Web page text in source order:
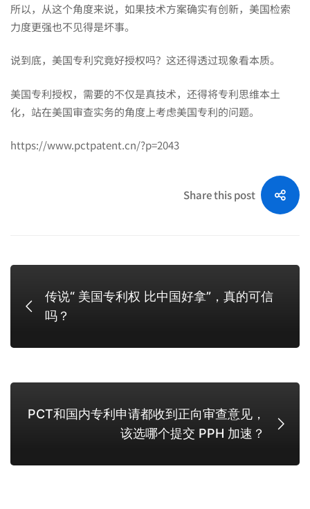
所以，从这个角度来说，如果技术方案确实有创新，美国检索
力度更强也不见得是坏事。
说到底，美国专利究竟好授权吗？这还得透过现象看本质。
美国专利授权，需要的不仅是真技术，还得将专利思维本土
化，站在美国审查实务的角度上考虑美国专利的问题。
https://www.pctpatent.cn/?p=2043
Share this post
传说“ 美国专利权 比中国好拿”，真的可信
吗？
PCT和国内专利申请都收到正向审查意见，
该选哪个提交 PPH 加速？